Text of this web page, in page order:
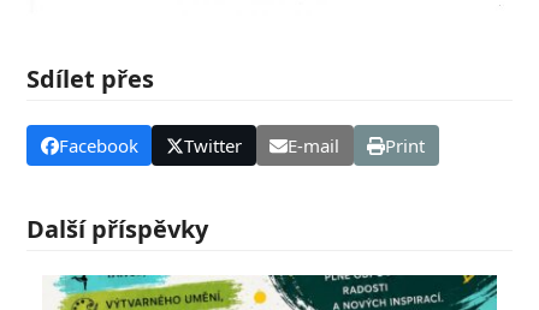
Sdílet přes
Facebook Twitter E-mail Print
Další příspěvky